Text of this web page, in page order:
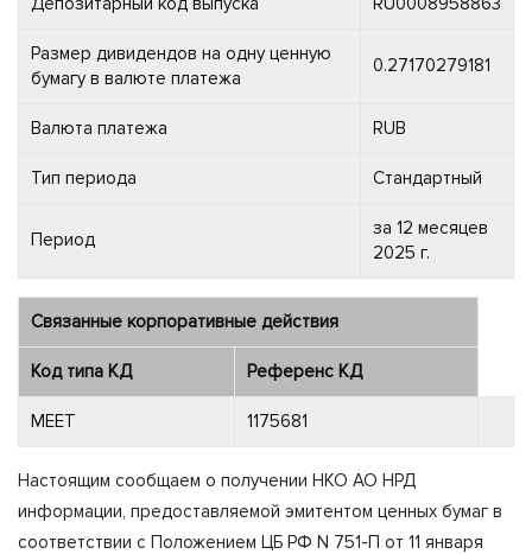
Размер дивидендов на одну ценную
бумагу в валюте платежа
0.27170279181
Валюта платежа RUB
Тип периода Стандартный
Период
за 12 месяцев
2025 г.
Связанные корпоративные действия
Код типа КД Референс КД
MEET 1175681
Настоящим сообщаем о получении НКО АО НРД
информации, предоставляемой эмитентом ценных бумаг в
соответствии с Положением ЦБ РФ N 751-П от 11 января